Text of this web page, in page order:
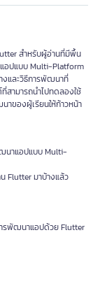
สำหรับผู้อ่านที่มีพื้น
อปแบบ Multi-Platform
งและวิธีการพัฒนาที่
สามารถนำไปทดลองใช้
าของผู้เรียนให้ก้าวหน้า
นาแอปแบบ Multi-
Flutter มาบ้างแล้ว
รพัฒนาแอปด้วย Flutter